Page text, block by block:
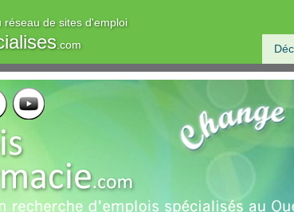
réseau de sites d'emploi
.com